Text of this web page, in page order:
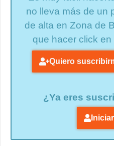
no lleva más de un
de alta en Zona de
que hacer click
Quiero
¿Ya eres